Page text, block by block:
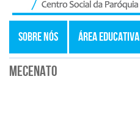
SOBRE NÓS ÁREA EDUCATIVA
Mecenato